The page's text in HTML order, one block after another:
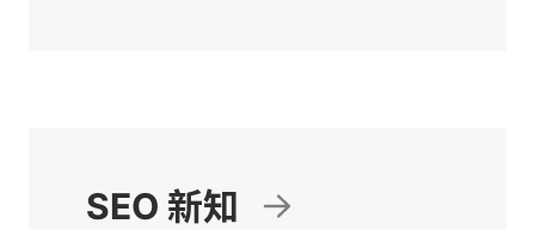
SEO 新知